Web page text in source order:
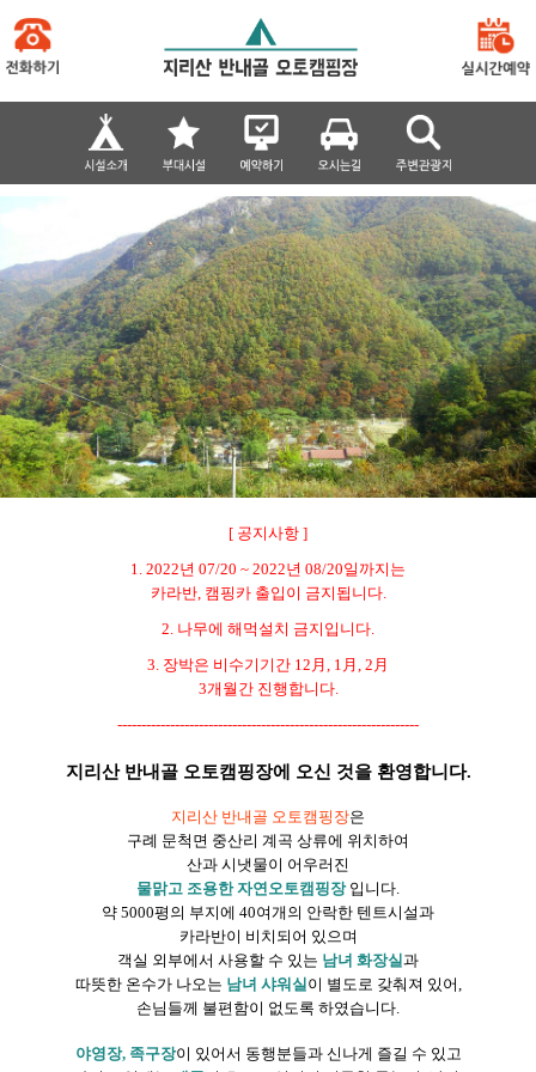
[ 공지사항 ]
1. 2022년 07/20 ~ 2022년 08/20일까지는
카라반, 캠핑카 출입이 금지됩니다.
2. 나무에 해먹설치 금지입니다.
3. 장박은 비수기기간 12月, 1月, 2月
3개월간 진행합니다.
---------------------------------------------------------------
지리산 반내골 오토캠핑장에 오신 것을 환영합니다.
지리산 반내골 오토캠핑장은
구례 문척면 중산리 계곡 상류에 위치하여
산과 시냇물이 어우러진
물맑고 조용한 자연오토캠핑장입니다.
약 5000평의 부지에 40여개의 안락한 텐트시설과
카라반이 비치되어 있으며
객실 외부에서 사용할 수 있는 남녀 화장실과
따뜻한 온수가 나오는 남녀 샤워실이 별도로 갖춰져 있어,
손님들께 불편함이 없도록 하였습니다.
야영장, 족구장이 있어서 동행분들과 신나게 즐길 수 있고